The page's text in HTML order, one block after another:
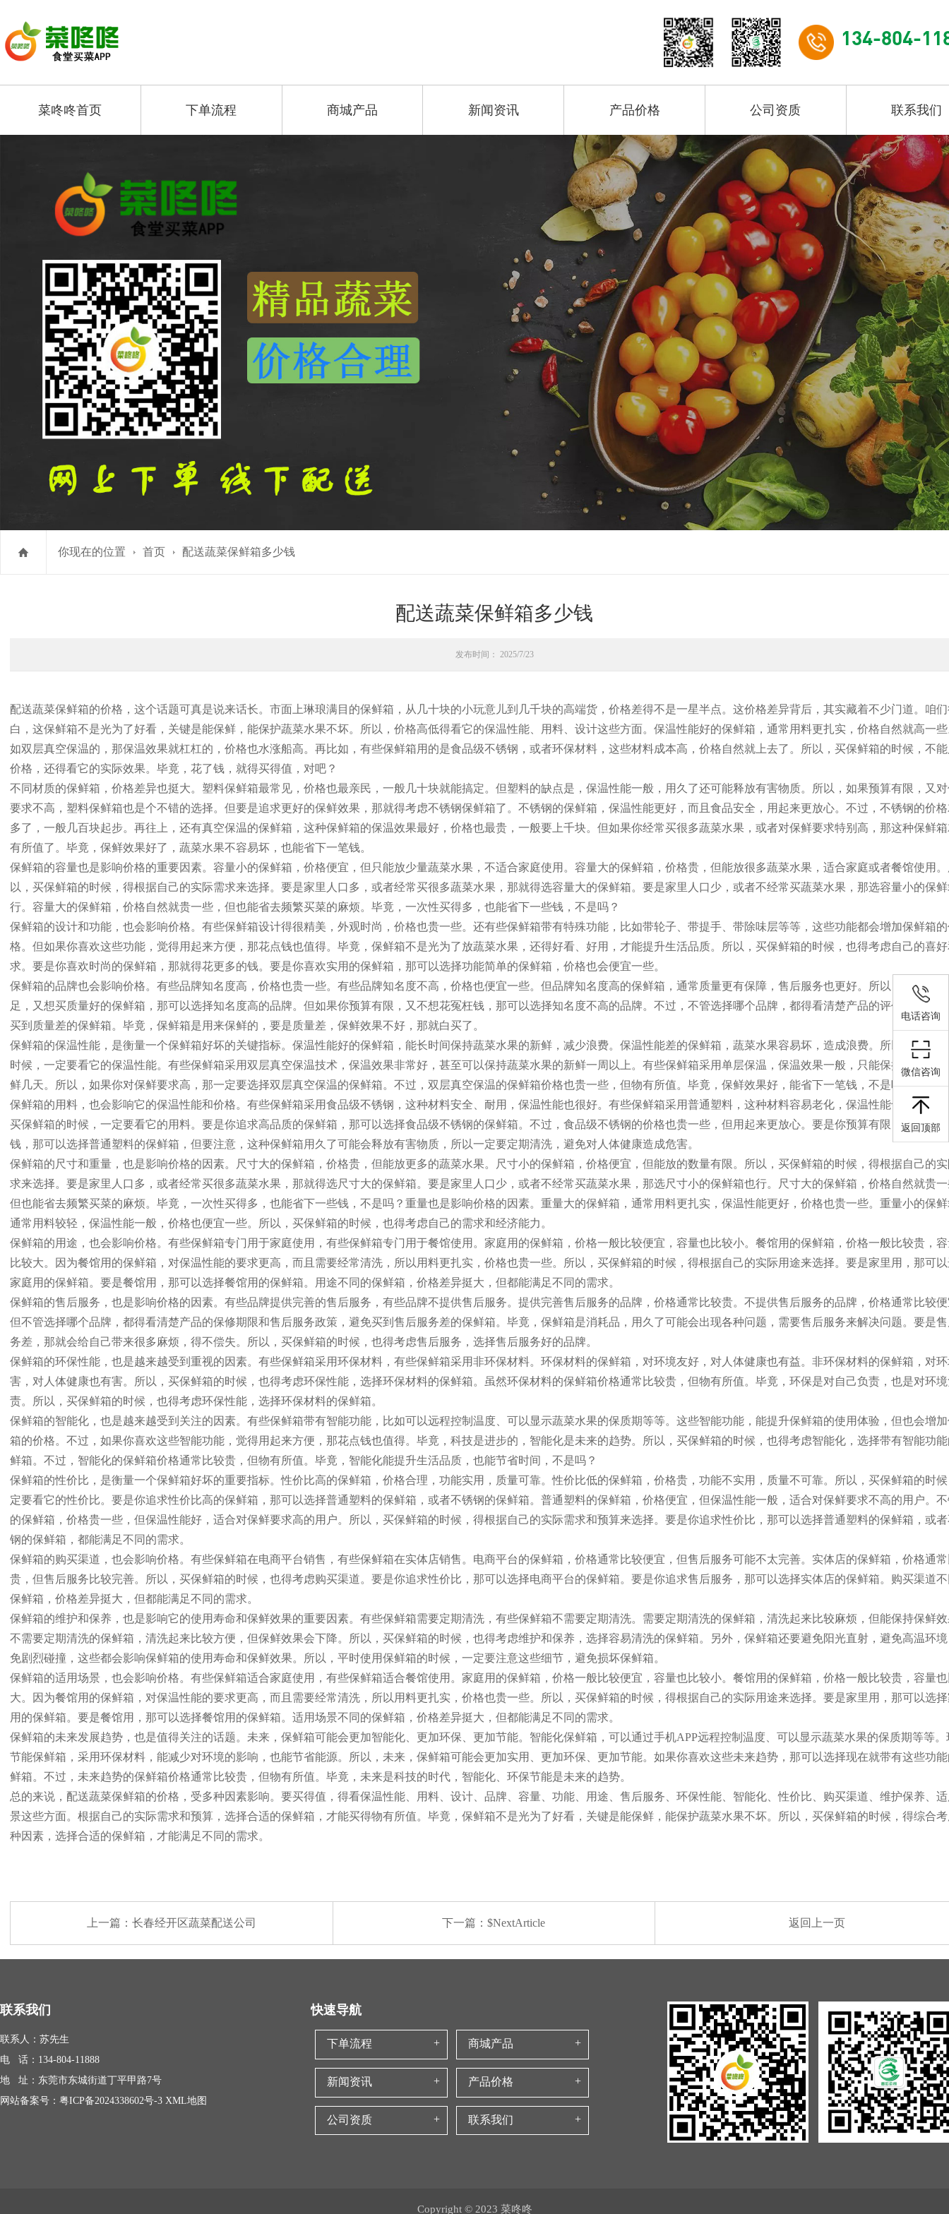
134-804-
菜咚咚首页 下单流程 商城产品 新闻资讯 产品价格 公司资质 联系我们
你现在的位置 首页 配送蔬菜保鲜箱多少钱
配送蔬菜保鲜箱多少钱
发布时间： 2025/7/23
配送蔬菜保鲜箱的价格，这个话题可真是说来话长。市面上琳琅满目的保鲜箱，从几十块的小玩意儿到几千块的高端货，价格差得不是一星半点。这价格差异背后，其实藏着不少门道。咱
白，这保鲜箱不是光为了好看，关键是能保鲜，能保护蔬菜水果不坏。所以，价格高低得看它的保温性能、用料、设计这些方面。保温性能好的保鲜箱，通常用料更扎实，价格自然就高一
如双层真空保温的，那保温效果就杠杠的，价格也水涨船高。再比如，有些保鲜箱用的是食品级不锈钢，或者环保材料，这些材料成本高，价格自然就上去了。所以，买保鲜箱的时候，不
价格，还得看它的实际效果。毕竟，花了钱，就得买得值，对吧？
不同材质的保鲜箱，价格差异也挺大。塑料保鲜箱最常见，价格也最亲民，一般几十块就能搞定。但塑料的缺点是，保温性能一般，用久了还可能释放有害物质。所以，如果预算有限，又
要求不高，塑料保鲜箱也是个不错的选择。但要是追求更好的保鲜效果，那就得考虑不锈钢保鲜箱了。不锈钢的保鲜箱，保温性能更好，而且食品安全，用起来更放心。不过，不锈钢的价
多了，一般几百块起步。再往上，还有真空保温的保鲜箱，这种保鲜箱的保温效果最好，价格也最贵，一般要上千块。但如果你经常买很多蔬菜水果，或者对保鲜要求特别高，那这种保鲜
有所值了。毕竟，保鲜效果好了，蔬菜水果不容易坏，也能省下一笔钱。
保鲜箱的容量也是影响价格的重要因素。容量小的保鲜箱，价格便宜，但只能放少量蔬菜水果，不适合家庭使用。容量大的保鲜箱，价格贵，但能放很多蔬菜水果，适合家庭或者餐馆使用
以，买保鲜箱的时候，得根据自己的实际需求来选择。要是家里人口多，或者经常买很多蔬菜水果，那就得选容量大的保鲜箱。要是家里人口少，或者不经常买蔬菜水果，那选容量小的保
行。容量大的保鲜箱，价格自然就贵一些，但也能省去频繁买菜的麻烦。毕竟，一次性买得多，也能省下一些钱，不是吗？
保鲜箱的设计和功能，也会影响价格。有些保鲜箱设计得很精美，外观时尚，价格也贵一些。还有些保鲜箱带有特殊功能，比如带轮子、带提手、带除味层等等，这些功能都会增加保鲜箱
格。但如果你喜欢这些功能，觉得用起来方便，那花点钱也值得。毕竟，保鲜箱不是光为了放蔬菜水果，还得好看、好用，才能提升生活品质。所以，买保鲜箱的时候，也得考虑自己的喜
求。要是你喜欢时尚的保鲜箱，那就得花更多的钱。要是你喜欢实用的保鲜箱，那可以选择功能简单的保鲜箱，价格也会便宜一些。
保鲜箱的品牌也会影响价格。有些品牌知名度高，价格也贵一些。有些品牌知名度不高，价格也便宜一些。但品牌知名度高的保鲜箱，通常质量更有保障，售后服务也更好。所以，如果你
足，又想买质量好的保鲜箱，那可以选择知名度高的品牌。但如果你预算有限，又不想花冤枉钱，那可以选择知名度不高的品牌。不过，不管选择哪个品牌，都得看清楚产品的评价和口碑
买到质量差的保鲜箱。毕竟，保鲜箱是用来保鲜的，要是质量差，保鲜效果不好，那就白买了。
保鲜箱的保温性能，是衡量一个保鲜箱好坏的关键指标。保温性能好的保鲜箱，能长时间保持蔬菜水果的新鲜，减少浪费。保温性能差的保鲜箱，蔬菜水果容易坏，造成浪费。所以，买保
时候，一定要看它的保温性能。有些保鲜箱采用双层真空保温技术，保温效果非常好，甚至可以保持蔬菜水果的新鲜一周以上。有些保鲜箱采用单层保温，保温效果一般，只能保持蔬菜水
鲜几天。所以，如果你对保鲜要求高，那一定要选择双层真空保温的保鲜箱。不过，双层真空保温的保鲜箱价格也贵一些，但物有所值。毕竟，保鲜效果好，能省下一笔钱，不是吗？
保鲜箱的用料，也会影响它的保温性能和价格。有些保鲜箱采用食品级不锈钢，这种材料安全、耐用，保温性能也很好。有些保鲜箱采用普通塑料，这种材料容易老化，保温性能也不好。
买保鲜箱的时候，一定要看它的用料。要是你追求高品质的保鲜箱，那可以选择食品级不锈钢的保鲜箱。不过，食品级不锈钢的价格也贵一些，但用起来更放心。要是你预算有限，又不想
钱，那可以选择普通塑料的保鲜箱，但要注意，这种保鲜箱用久了可能会释放有害物质，所以一定要定期清洗，避免对人体健康造成危害。
保鲜箱的尺寸和重量，也是影响价格的因素。尺寸大的保鲜箱，价格贵，但能放更多的蔬菜水果。尺寸小的保鲜箱，价格便宜，但能放的数量有限。所以，买保鲜箱的时候，得根据自己的
求来选择。要是家里人口多，或者经常买很多蔬菜水果，那就得选尺寸大的保鲜箱。要是家里人口少，或者不经常买蔬菜水果，那选尺寸小的保鲜箱也行。尺寸大的保鲜箱，价格自然就贵
但也能省去频繁买菜的麻烦。毕竟，一次性买得多，也能省下一些钱，不是吗？重量也是影响价格的因素。重量大的保鲜箱，通常用料更扎实，保温性能更好，价格也贵一些。重量小的保
通常用料较轻，保温性能一般，价格也便宜一些。所以，买保鲜箱的时候，也得考虑自己的需求和经济能力。
保鲜箱的用途，也会影响价格。有些保鲜箱专门用于家庭使用，有些保鲜箱专门用于餐馆使用。家庭用的保鲜箱，价格一般比较便宜，容量也比较小。餐馆用的保鲜箱，价格一般比较贵，
比较大。因为餐馆用的保鲜箱，对保温性能的要求更高，而且需要经常清洗，所以用料更扎实，价格也贵一些。所以，买保鲜箱的时候，得根据自己的实际用途来选择。要是家里用，那可
家庭用的保鲜箱。要是餐馆用，那可以选择餐馆用的保鲜箱。用途不同的保鲜箱，价格差异挺大，但都能满足不同的需求。
保鲜箱的售后服务，也是影响价格的因素。有些品牌提供完善的售后服务，有些品牌不提供售后服务。提供完善售后服务的品牌，价格通常比较贵。不提供售后服务的品牌，价格通常比较
但不管选择哪个品牌，都得看清楚产品的保修期限和售后服务政策，避免买到售后服务差的保鲜箱。毕竟，保鲜箱是消耗品，用久了可能会出现各种问题，需要售后服务来解决问题。要是
务差，那就会给自己带来很多麻烦，得不偿失。所以，买保鲜箱的时候，也得考虑售后服务，选择售后服务好的品牌。
保鲜箱的环保性能，也是越来越受到重视的因素。有些保鲜箱采用环保材料，有些保鲜箱采用非环保材料。环保材料的保鲜箱，对环境友好，对人体健康也有益。非环保材料的保鲜箱，对
害，对人体健康也有害。所以，买保鲜箱的时候，也得考虑环保性能，选择环保材料的保鲜箱。虽然环保材料的保鲜箱价格通常比较贵，但物有所值。毕竟，环保是对自己负责，也是对环
责。所以，买保鲜箱的时候，也得考虑环保性能，选择环保材料的保鲜箱。
保鲜箱的智能化，也是越来越受到关注的因素。有些保鲜箱带有智能功能，比如可以远程控制温度、可以显示蔬菜水果的保质期等等。这些智能功能，能提升保鲜箱的使用体验，但也会增
箱的价格。不过，如果你喜欢这些智能功能，觉得用起来方便，那花点钱也值得。毕竟，科技是进步的，智能化是未来的趋势。所以，买保鲜箱的时候，也得考虑智能化，选择带有智能功
鲜箱。不过，智能化的保鲜箱价格通常比较贵，但物有所值。毕竟，智能化能提升生活品质，也能节省时间，不是吗？
保鲜箱的性价比，是衡量一个保鲜箱好坏的重要指标。性价比高的保鲜箱，价格合理，功能实用，质量可靠。性价比低的保鲜箱，价格贵，功能不实用，质量不可靠。所以，买保鲜箱的时
定要看它的性价比。要是你追求性价比高的保鲜箱，那可以选择普通塑料的保鲜箱，或者不锈钢的保鲜箱。普通塑料的保鲜箱，价格便宜，但保温性能一般，适合对保鲜要求不高的用户。
的保鲜箱，价格贵一些，但保温性能好，适合对保鲜要求高的用户。所以，买保鲜箱的时候，得根据自己的实际需求和预算来选择。要是你追求性价比，那可以选择普通塑料的保鲜箱，或
钢的保鲜箱，都能满足不同的需求。
保鲜箱的购买渠道，也会影响价格。有些保鲜箱在电商平台销售，有些保鲜箱在实体店销售。电商平台的保鲜箱，价格通常比较便宜，但售后服务可能不太完善。实体店的保鲜箱，价格通
贵，但售后服务比较完善。所以，买保鲜箱的时候，也得考虑购买渠道。要是你追求性价比，那可以选择电商平台的保鲜箱。要是你追求售后服务，那可以选择实体店的保鲜箱。购买渠道
保鲜箱，价格差异挺大，但都能满足不同的需求。
保鲜箱的维护和保养，也是影响它的使用寿命和保鲜效果的重要因素。有些保鲜箱需要定期清洗，有些保鲜箱不需要定期清洗。需要定期清洗的保鲜箱，清洗起来比较麻烦，但能保持保鲜
不需要定期清洗的保鲜箱，清洗起来比较方便，但保鲜效果会下降。所以，买保鲜箱的时候，也得考虑维护和保养，选择容易清洗的保鲜箱。另外，保鲜箱还要避免阳光直射，避免高温环
免剧烈碰撞，这些都会影响保鲜箱的使用寿命和保鲜效果。所以，平时使用保鲜箱的时候，一定要注意这些细节，避免损坏保鲜箱。
保鲜箱的适用场景，也会影响价格。有些保鲜箱适合家庭使用，有些保鲜箱适合餐馆使用。家庭用的保鲜箱，价格一般比较便宜，容量也比较小。餐馆用的保鲜箱，价格一般比较贵，容量
大。因为餐馆用的保鲜箱，对保温性能的要求更高，而且需要经常清洗，所以用料更扎实，价格也贵一些。所以，买保鲜箱的时候，得根据自己的实际用途来选择。要是家里用，那可以选
用的保鲜箱。要是餐馆用，那可以选择餐馆用的保鲜箱。适用场景不同的保鲜箱，价格差异挺大，但都能满足不同的需求。
保鲜箱的未来发展趋势，也是值得关注的话题。未来，保鲜箱可能会更加智能化、更加环保、更加节能。智能化保鲜箱，可以通过手机APP远程控制温度、可以显示蔬菜水果的保质期等等。
节能保鲜箱，采用环保材料，能减少对环境的影响，也能节省能源。所以，未来，保鲜箱可能会更加实用、更加环保、更加节能。如果你喜欢这些未来趋势，那可以选择现在就带有这些功
鲜箱。不过，未来趋势的保鲜箱价格通常比较贵，但物有所值。毕竟，未来是科技的时代，智能化、环保节能是未来的趋势。
总的来说，配送蔬菜保鲜箱的价格，受多种因素影响。要买得值，得看保温性能、用料、设计、品牌、容量、功能、用途、售后服务、环保性能、智能化、性价比、购买渠道、维护保养、
景这些方面。根据自己的实际需求和预算，选择合适的保鲜箱，才能买得物有所值。毕竟，保鲜箱不是光为了好看，关键是能保鲜，能保护蔬菜水果不坏。所以，买保鲜箱的时候，得综合
种因素，选择合适的保鲜箱，才能满足不同的需求。
上一篇： 长春经开区蔬菜配送公司 下一篇：$NextArticle 返回上一页
联系我们
联系人：苏先生
电 话：134-804-11888
地 址：东莞市东城街道丁平甲路7号
网站备案号： 粤ICP备2024338602号-3 XML地图
快速导航
下单流程 商城产品
新闻资讯 产品价格
公司资质 联系我们
Copyright © 2023 菜咚咚
电话咨询
微信咨询
返回顶部